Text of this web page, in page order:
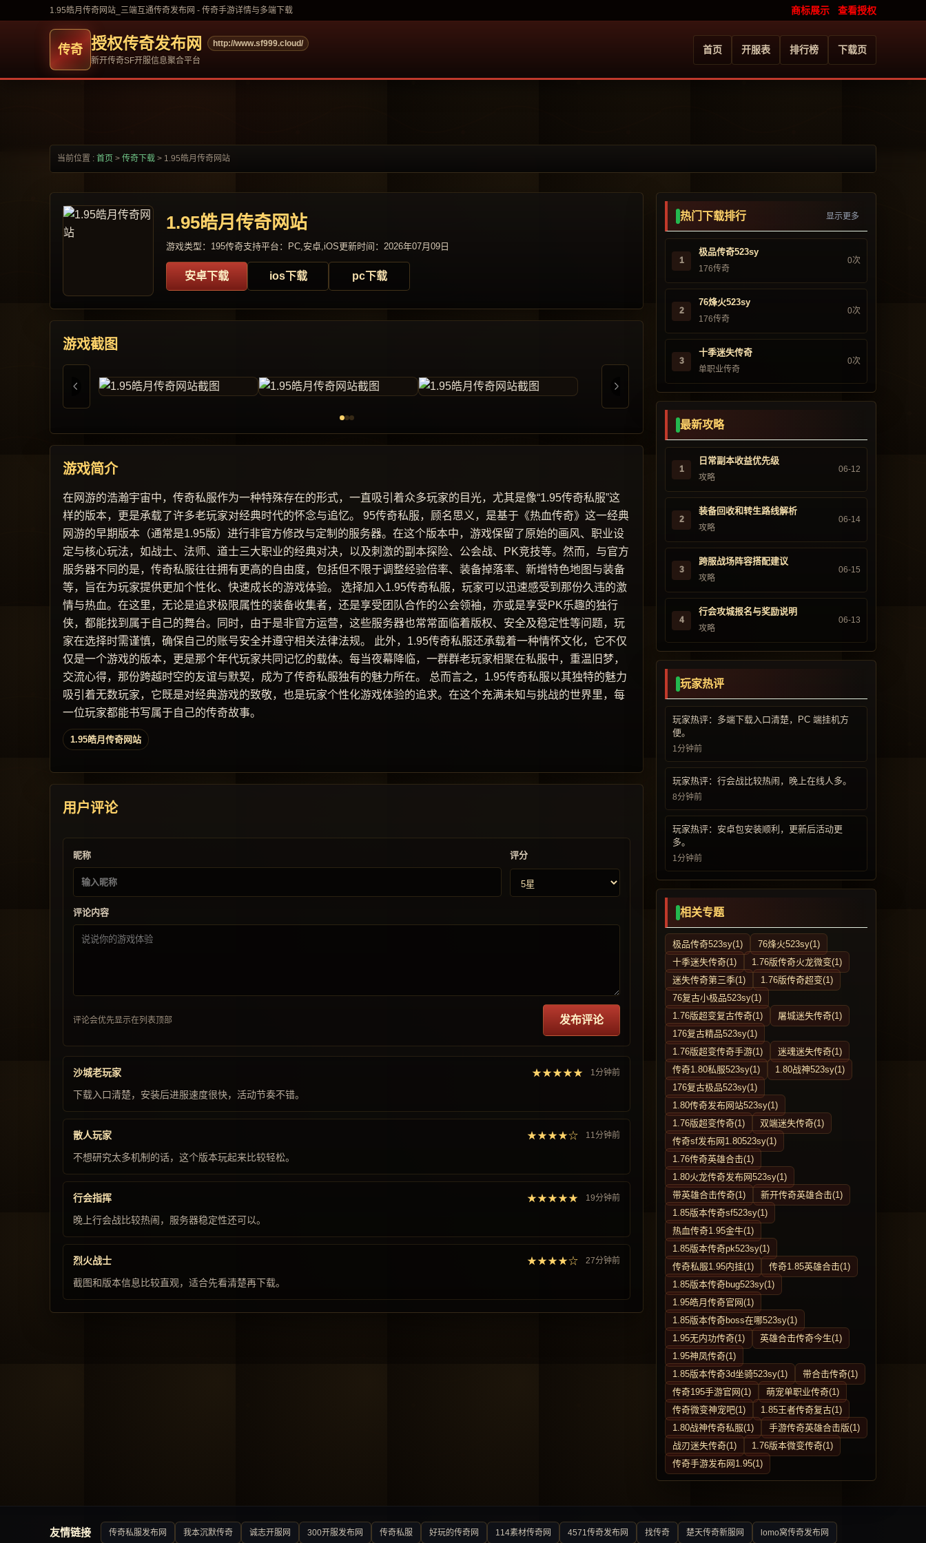
1.95皓月传奇网站_三端互通传奇发布网 - 传奇手游详情与多端下载 商标展示 查看授权
授权传奇发布网
http://www.sf999.cloud/
新开传奇SF开服信息聚合平台
首页 开服表 排行榜 下载页
当前位置 : 首页 > 传奇下载 > 1.95皓月传奇网站
1.95皓月传奇网站
游戏类型：195传奇支持平台：PC,安卓,iOS更新时间：2026年07月09日
安卓下载 ios下载 pc下载
游戏截图
游戏简介
在网游的浩瀚宇宙中，传奇私服作为一种特殊存在的形式，一直吸引着众多玩家的目光，尤其是像“1.95传奇私服”这
样的版本，更是承载了许多老玩家对经典时代的怀念与追忆。 95传奇私服，顾名思义，是基于《热血传奇》这一经典
网游的早期版本（通常是1.95版）进行非官方修改与定制的服务器。在这个版本中，游戏保留了原始的画风、职业设
定与核心玩法，如战士、法师、道士三大职业的经典对决，以及刺激的副本探险、公会战、PK竞技等。然而，与官方
服务器不同的是，传奇私服往往拥有更高的自由度，包括但不限于调整经验倍率、装备掉落率、新增特色地图与装备
等，旨在为玩家提供更加个性化、快速成长的游戏体验。 选择加入1.95传奇私服，玩家可以迅速感受到那份久违的激
情与热血。在这里，无论是追求极限属性的装备收集者，还是享受团队合作的公会领袖，亦或是享受PK乐趣的独行
侠，都能找到属于自己的舞台。同时，由于是非官方运营，这些服务器也常常面临着版权、安全及稳定性等问题，玩
家在选择时需谨慎，确保自己的账号安全并遵守相关法律法规。 此外，1.95传奇私服还承载着一种情怀文化，它不仅
仅是一个游戏的版本，更是那个年代玩家共同记忆的载体。每当夜幕降临，一群群老玩家相聚在私服中，重温旧梦，
交流心得，那份跨越时空的友谊与默契，成为了传奇私服独有的魅力所在。 总而言之，1.95传奇私服以其独特的魅力
吸引着无数玩家，它既是对经典游戏的致敬，也是玩家个性化游戏体验的追求。在这个充满未知与挑战的世界里，每
一位玩家都能书写属于自己的传奇故事。
1.95皓月传奇网站
用户评论
昵称 评分
评论内容
评论会优先显示在列表顶部 发布评论
沙城老玩家 ★★★★★ 1分钟前
下载入口清楚，安装后进服速度很快，活动节奏不错。
散人玩家 ★★★★☆ 11分钟前
不想研究太多机制的话，这个版本玩起来比较轻松。
行会指挥 ★★★★★ 19分钟前
晚上行会战比较热闹，服务器稳定性还可以。
烈火战士 ★★★★☆ 27分钟前
截图和版本信息比较直观，适合先看清楚再下载。
热门下载排行 显示更多
1
极品传奇523sy
176传奇
0次
2
76烽火523sy
176传奇
0次
3
十季迷失传奇
单职业传奇
0次
最新攻略
1
日常副本收益优先级
攻略
06-12
2
装备回收和转生路线解析
攻略
06-14
3
跨服战场阵容搭配建议
攻略
06-15
4
行会攻城报名与奖励说明
攻略
06-13
玩家热评
玩家热评：多端下载入口清楚，PC 端挂机方
便。
1分钟前
玩家热评：行会战比较热闹，晚上在线人多。
8分钟前
玩家热评：安卓包安装顺利，更新后活动更
多。
1分钟前
相关专题
极品传奇523sy(1)
76烽火523sy(1)
十季迷失传奇(1)
1.76版传奇火龙微变(1)
迷失传奇第三季(1)
1.76版传奇超变(1)
76复古小极品523sy(1)
1.76版超变复古传奇(1)
屠城迷失传奇(1)
176复古精品523sy(1)
1.76版超变传奇手游(1)
迷魂迷失传奇(1)
传奇1.80私服523sy(1)
1.80战神523sy(1)
176复古极品523sy(1)
1.80传奇发布网站523sy(1)
1.76版超变传奇(1)
双端迷失传奇(1)
传奇sf发布网1.80523sy(1)
1.76传奇英雄合击(1)
1.80火龙传奇发布网523sy(1)
带英雄合击传奇(1)
新开传奇英雄合击(1)
1.85版本传奇sf523sy(1)
热血传奇1.95金牛(1)
1.85版本传奇pk523sy(1)
传奇私服1.95内挂(1)
传奇1.85英雄合击(1)
1.85版本传奇bug523sy(1)
1.95皓月传奇官网(1)
1.85版本传奇boss在哪523sy(1)
1.95无内功传奇(1)
英雄合击传奇今生(1)
1.95神凤传奇(1)
1.85版本传奇3d坐骑523sy(1)
带合击传奇(1)
传奇195手游官网(1)
萌宠单职业传奇(1)
传奇微变神宠吧(1)
1.85王者传奇复古(1)
1.80战神传奇私服(1)
手游传奇英雄合击版(1)
战刃迷失传奇(1)
1.76版本微变传奇(1)
传奇手游发布网1.95(1)
友情链接 传奇私服发布网 我本沉默传奇 诚志开服网 300开服发布网 传奇私服 好玩的传奇网 114素材传奇网 4571传奇发布网 找传奇 楚天传奇新服网 lomo窝传奇发布网